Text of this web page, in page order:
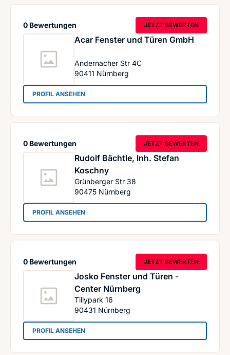
Acar Fenster und Türen GmbH
Andernacher Str 4C
90411 Nürnberg
0 Bewertungen JETZT BEWERTEN
PROFIL ANSEHEN: Acar Fenster und Türen GmbH
Rudolf Bächtle, Inh. Stefan
Koschny
Grünberger Str 38
90475 Nürnberg
0 Bewertungen JETZT BEWERTEN
PROFIL ANSEHEN: Rudolf Bächtle, Inh. Stefan Koschny
Josko Fenster und Türen -
Center Nürnberg
Tillypark 16
90431 Nürnberg
0 Bewertungen JETZT BEWERTEN
PROFIL ANSEHEN: Josko Fenster und Türen - Center Nürnberg